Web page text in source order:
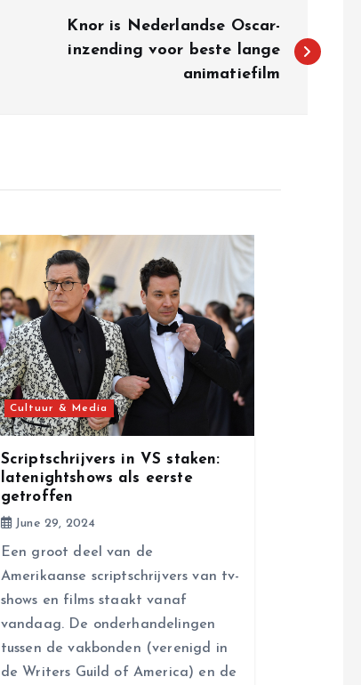
Knor is Nederlandse Oscar-
inzending voor beste lange
animatiefilm
Cultuur & Media
Scriptschrijvers in VS staken:
latenightshows als eerste
getroffen
June 29, 2024
Een groot deel van de
Amerikaanse scriptschrijvers van tv-
shows en films staakt vanaf
vandaag. De onderhandelingen
tussen de vakbonden (verenigd in
de Writers Guild of America) en de